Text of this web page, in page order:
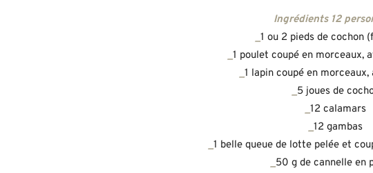
Ingrédients 12
1 ou 2 pieds de cochon
1 poulet coupé en morceaux,
1 lapin coupé en morceaux,
5 joues de
12 calamars
12 gambas
1 belle queue de lotte pelée et
50 g de cannelle en